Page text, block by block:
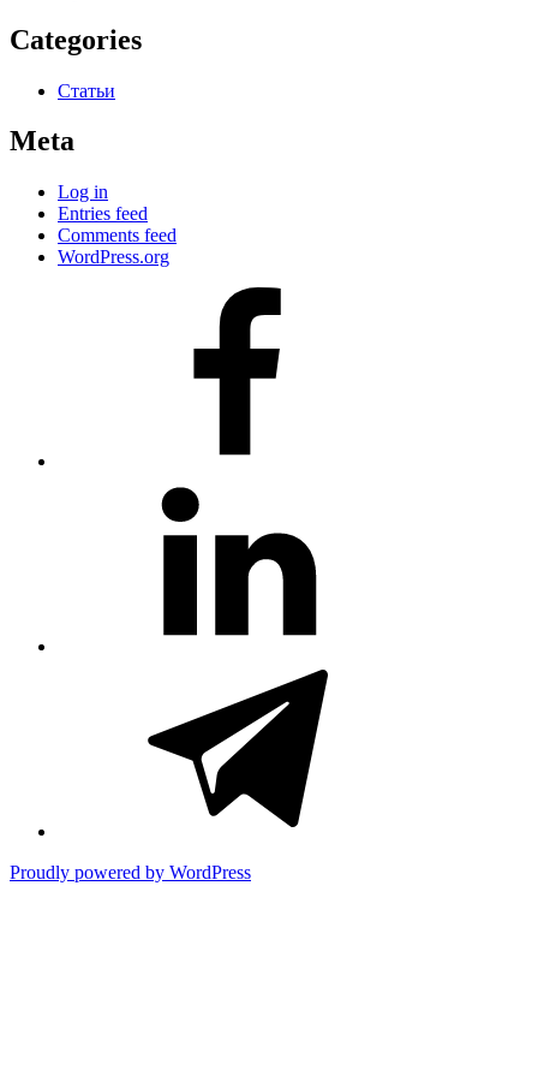
Categories
Статьи
Meta
Log in
Entries feed
Comments feed
WordPress.org
Proudly powered by WordPress